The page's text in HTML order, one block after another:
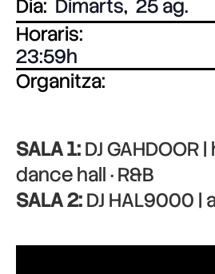
Dia: Dimarts, 25 ag.
Horaris:
23:59
Organitza:
SALA 1:DJ GAHDOOR
dance hall · R&B
SALA 2:DJ HAL9000 |